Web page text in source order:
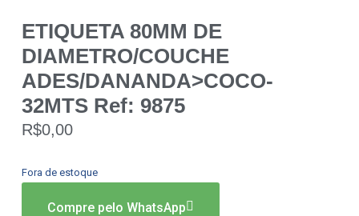
ETIQUETA 80MM DE
DIAMETRO/COUCHE
ADES/DANANDA>COCO-
32MTS Ref: 9875
R$0,00
Fora de estoque
Compre pelo WhatsApp